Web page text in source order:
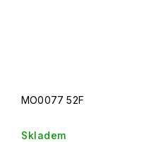
MO0077 52F
Skladem